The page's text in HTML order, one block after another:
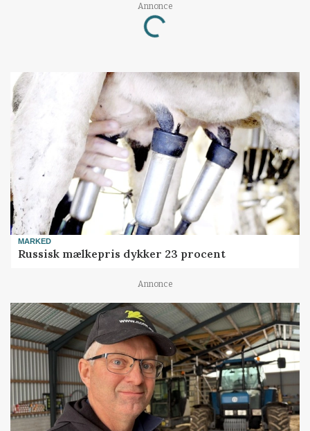
Annonce
Loading...
MARKED
Russisk mælkepris dykker 23 procent
Annonce